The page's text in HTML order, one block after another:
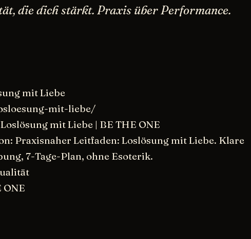
die dich stärkt. Praxis über Performance.
mit Liebe
mit-liebe/
mit Liebe | BE THE ONE
Praxisnaher Leitfaden: Loslösung mit Liebe. Klare
7-Tage-Plan, ohne Esoterik.
ONE